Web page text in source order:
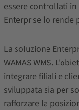
essere controllati in
Enterprise lo rende
La soluzione
WAMAS WMS.
integrare filiali e
sviluppata sia per
rafforzare la